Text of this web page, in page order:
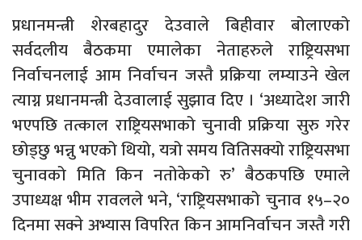
प्रधानमन्त्री शेरबहादुर देउवाले बिहीवार बोलाएको
सर्वदलीय बैठकमा एमालेका नेताहरुले राष्ट्रियसभा
निर्वाचनलाई आम निर्वाचन जस्तै प्रक्रिया लम्याउने खेल
त्याग्न प्रधानमन्त्री देउवालाई सुझाव दिए । ‘अध्यादेश जारी
भएपछि तत्काल राष्ट्रियसभाको चुनावी प्रक्रिया सुरु गरेर
छोड्छु भन्नु भएको थियो, यत्रो समय वितिसक्यो राष्ट्रियसभा
चुनावको मिति किन नतोकेको रु’ बैठकपछि एमाले
उपाध्यक्ष भीम रावलले भने, ‘राष्ट्रियसभाको चुनाव १५–२०
दिनमा सक्ने अभ्यास विपरित किन आमनिर्वाचन जस्तै गरी